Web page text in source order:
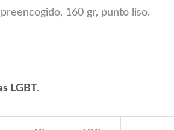
160 gr, punto liso.
LGBT.